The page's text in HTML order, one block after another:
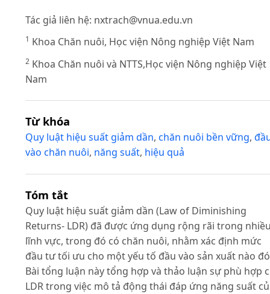
Tác giả liên hệ: nxtrach@vnua.edu.vn
1 Khoa Chăn nuôi, Học viện Nông nghiệp Việt Nam
2 Khoa Chăn nuôi và NTTS,Học viện Nông nghiệp Việt
Nam
Từ khóa
Quy luật hiệu suất giảm dần, chăn nuôi bền vững,
vào chăn nuôi, năng suất, hiệu quả
Tóm tắt
Quy luật hiệu suất giảm dần (Law of Diminishing
Returns- LDR) đã được ứng dụng rộng rãi trong
lĩnh vực, trong đó có chăn nuôi, nhằm xác định mức
đầu tư tối ưu cho một yếu tố đầu vào sản xuất nào
Bài tổng luận này tổng hợp và thảo luận sự phù hợp
LDR trong việc mô tả động thái đáp ứng năng suất